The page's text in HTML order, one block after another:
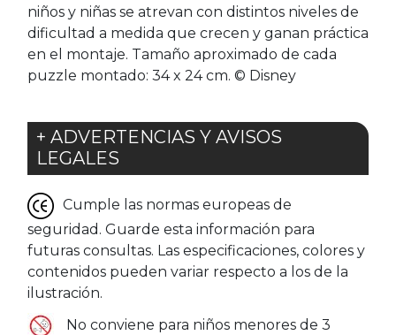
niños y niñas se atrevan con distintos niveles de
dificultad a medida que crecen y ganan práctica
en el montaje. Tamaño aproximado de cada
puzzle montado: 34 x 24 cm. © Disney
+ ADVERTENCIAS Y AVISOS
LEGALES
Cumple las normas europeas de
seguridad. Guarde esta información para
futuras consultas. Las especificaciones, colores y
contenidos pueden variar respecto a los de la
ilustración.
No conviene para niños menores de 3